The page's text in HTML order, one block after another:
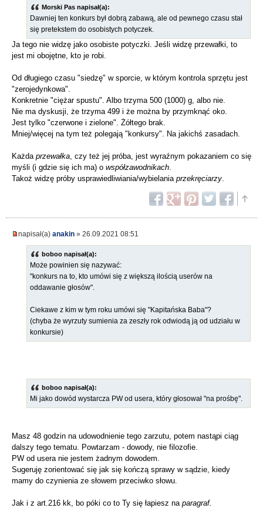
Morski Pas napisał(a):
Dawniej ten konkurs był dobrą zabawą, ale od pewnego czasu stał
się pretekstem do osobistych potyczek.
Ja tego nie widzę jako osobiste potyczki. Jeśli widzę przewałki, to
jest mi obojętne, kto je robi.
Od długiego czasu "siedzę" w sporcie, w którym kontrola sprzętu jest
"zerojedynkowa".
Konkretnie "ciężar spustu". Albo trzyma 500 (1000) g, albo nie.
Nie ma dyskusji, że trzyma 499 i że można by przymknąć oko.
Jest tylko "czerwone i zielone". Żółtego brak.
Mniej/więcej na tym też polegają "konkursy". Na jakichś zasadach.
Każda przewałka , czy też jej próba, jest wyraźnym pokazaniem co się
myśli (i gdzie się ich ma) o współzawodnikach
Takoż widzę próby usprawiedliwiania/wybielania przekręciarzy
napisał(a) anakin » 26.09.2021 08:51
boboo napisał(a):
Może powinien się nazywać:
"konkurs na to, kto umówi się z większą ilością userów na
oddawanie głosów".
Ciekawe z kim w tym roku umówi się "Kapitańska Baba"?
(chyba że wyrzuty sumienia za zeszły rok odwiodą ją od udziału w
konkursie)
boboo napisał(a):
Mi jako dowód wystarcza PW od usera, który głosował "na prośbę".
Masz 48 godzin na udowodnienie tego zarzutu, potem nastąpi ciąg
dalszy tego tematu. Powtarzam - dowody, nie filozofie.
PW od usera nie jestem żadnym dowodem.
Sugeruję zorientować się jak się kończą sprawy w sądzie, kiedy
mamy do czynienia ze słowem przeciwko słowu.
Jak i z art.216 kk, bo póki co to Ty się łapiesz na paragraf.